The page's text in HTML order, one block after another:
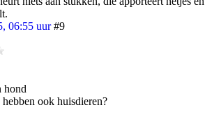
06:55 uur #9
hond
ook huisdieren?